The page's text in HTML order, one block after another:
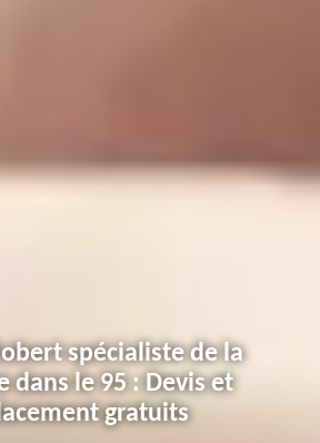
spécialiste de la
dans le 95 : Devis et
gratuits